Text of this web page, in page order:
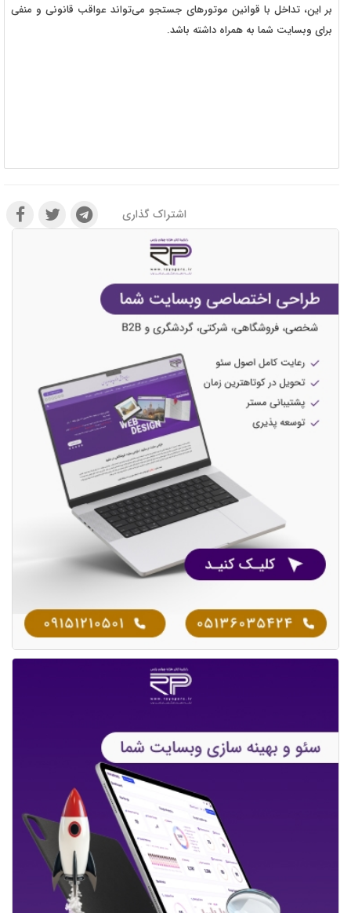
بر این، تداخل با قوانین موتورهای جستجو می‌تواند عواقب قانونی و منفی
برای وبسایت شما به همراه داشته باشد.
اشتراک گذاری